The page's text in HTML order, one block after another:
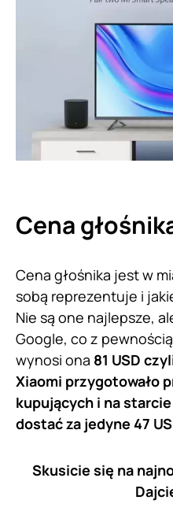
Cena
Cena głośnika jest w
sobą reprezentuje i
Nie są one najlepsze,
Google, co z
wynosi ona 81 USD
Xiaomi przygotowało
kupujących i na
dostać za jedyne 47
Skusicie się na